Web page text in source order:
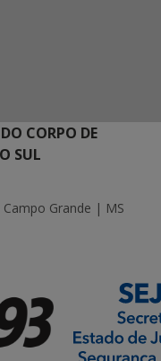
CORPO DE
SUL
Campo Grande | MS